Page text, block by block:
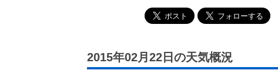
2015年02月22日の天気概況